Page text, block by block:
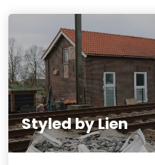
Styled by Lien